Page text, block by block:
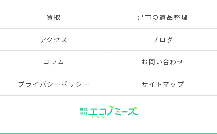
買取 津市の遺品整理
アクセス ブログ
コラム お問い合わせ
プライバシーポリシー サイトマップ